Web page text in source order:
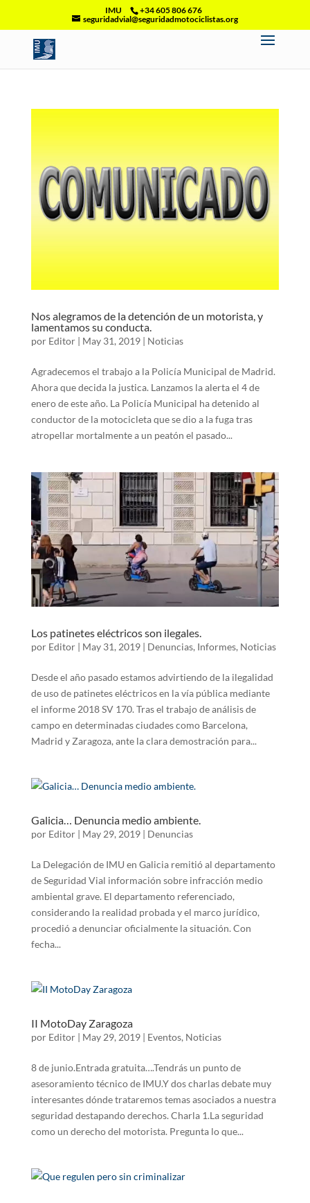
IMU
+34 605 806 676
seguridadvial@seguridadmotociclistas.org
Nos alegramos de la detención de un motorista, y
lamentamos su conducta.
por Editor| May 31, 2019| Noticias
Agradecemos el trabajo a la Policía Municipal de Madrid.
Ahora que decida la justica. Lanzamos la alerta el 4 de
enero de este año. La Policía Municipal ha detenido al
conductor de la motocicleta que se dio a la fuga tras
atropellar mortalmente a un peatón el pasado...
Los patinetes eléctricos son ilegales.
por Editor| May 31, 2019| Denuncias, Informes, Noticias
Desde el año pasado estamos advirtiendo de la ilegalidad
de uso de patinetes eléctricos en la vía pública mediante
el informe 2018 SV 170. Tras el trabajo de análisis de
campo en determinadas ciudades como Barcelona,
Madrid y Zaragoza, ante la clara demostración para...
Galicia… Denuncia medio ambiente.
por Editor| May 29, 2019| Denuncias
La Delegación de IMU en Galicia remitió al departamento
de Seguridad Vial información sobre infracción medio
ambiental grave. El departamento referenciado,
considerando la realidad probada y el marco jurídico,
procedió a denunciar oficialmente la situación. Con
fecha...
II MotoDay Zaragoza
por Editor| May 29, 2019| Eventos, Noticias
8 de junio.Entrada gratuita….Tendrás un punto de
asesoramiento técnico de IMU.Y dos charlas debate muy
interesantes dónde trataremos temas asociados a nuestra
seguridad destapando derechos. Charla 1.La seguridad
como un derecho del motorista. Pregunta lo que...